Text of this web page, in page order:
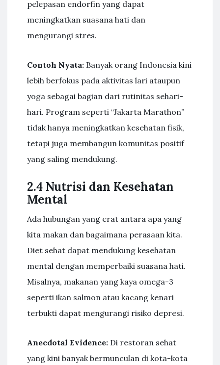
pelepasan endorfin yang dapat
meningkatkan suasana hati dan
mengurangi stres.
Contoh Nyata: Banyak orang Indonesia kini
lebih berfokus pada aktivitas lari ataupun
yoga sebagai bagian dari rutinitas sehari-
hari. Program seperti “Jakarta Marathon”
tidak hanya meningkatkan kesehatan fisik,
tetapi juga membangun komunitas positif
yang saling mendukung.
2.4 Nutrisi dan Kesehatan
Mental
Ada hubungan yang erat antara apa yang
kita makan dan bagaimana perasaan kita.
Diet sehat dapat mendukung kesehatan
mental dengan memperbaiki suasana hati.
Misalnya, makanan yang kaya omega-3
seperti ikan salmon atau kacang kenari
terbukti dapat mengurangi risiko depresi.
Anecdotal Evidence: Di restoran sehat
yang kini banyak bermunculan di kota-kota